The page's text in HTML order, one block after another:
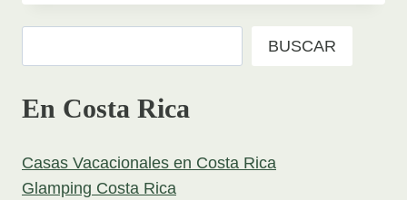
FOTOGRAFÍA
Y
BUSCAR
En Costa Rica
Casas Vacacionales en Costa Rica
Glamping Costa Rica